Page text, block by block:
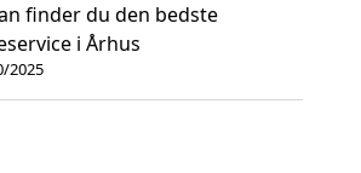
finder du den bedste
i Århus
2025